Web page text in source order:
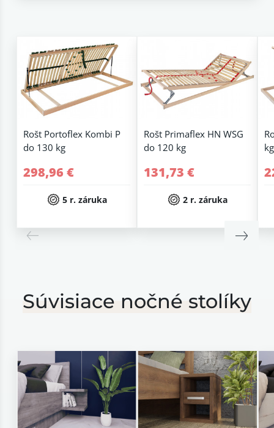
Rošt Portoflex Kombi P
do 130 kg
298,96 €
5 r. záruka
Rošt Primaflex HN WSG
do 120 kg
131,73 €
2 r. záruka
kg
Súvisiace nočné stolíky